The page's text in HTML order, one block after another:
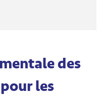
des
les